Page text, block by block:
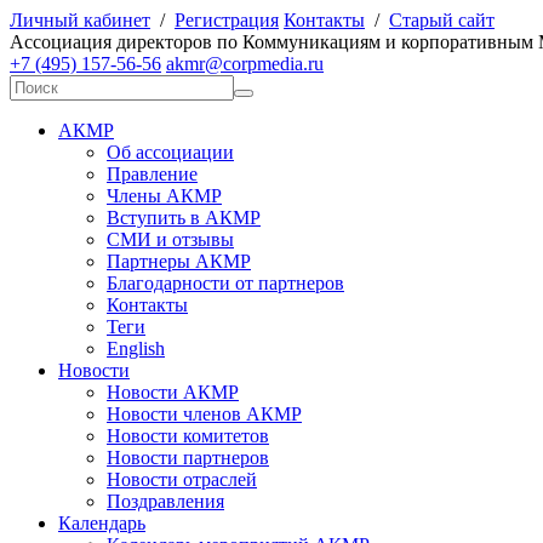
Личный кабинет / Регистрация Контакты / Старый сайт
Ассоциация директоров по Коммуникациям и корпоративным
+7 (495) 157-56-56 akmr@corpmedia.ru
АКМР
Об ассоциации
Правление
Члены АКМР
Вступить в АКМР
СМИ и отзывы
Партнеры АКМР
Благодарности от партнеров
Контакты
Теги
English
Новости
Новости АКМР
Новости членов АКМР
Новости комитетов
Новости партнеров
Новости отраслей
Поздравления
Календарь